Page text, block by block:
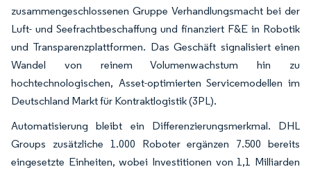
zusammengeschlossenen Gruppe Verhandlungsmacht bei der
Luft- und Seefrachtbeschaffung und finanziert F&E in Robotik
und Transparenzplattformen. Das Geschäft signalisiert einen
Wandel von reinem Volumenwachstum hin zu
hochtechnologischen, Asset-optimierten Servicemodellen im
Deutschland Markt für Kontraktlogistik (3PL).
Automatisierung bleibt ein Differenzierungsmerkmal. DHL
Groups zusätzliche 1.000 Roboter ergänzen 7.500 bereits
eingesetzte Einheiten, wobei Investitionen von 1,1 Milliarden